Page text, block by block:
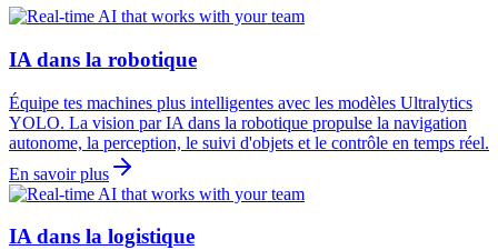
IA dans la robotique
Équipe tes machines plus intelligentes avec les modèles Ultralytics
YOLO. La vision par IA dans la robotique propulse la navigation
autonome, la perception, le suivi d'objets et le contrôle en temps réel.
En savoir plus
IA dans la logistique